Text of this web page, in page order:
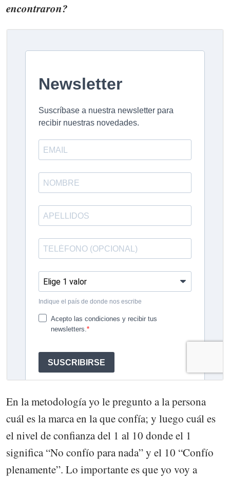
encontraron?
En la metodología yo le pregunto a la persona
cuál es la marca en la que confía; y luego cuál es
el nivel de confianza del 1 al 10 donde el 1
significa “No confío para nada” y el 10 “Confío
plenamente”. Lo importante es que yo voy a